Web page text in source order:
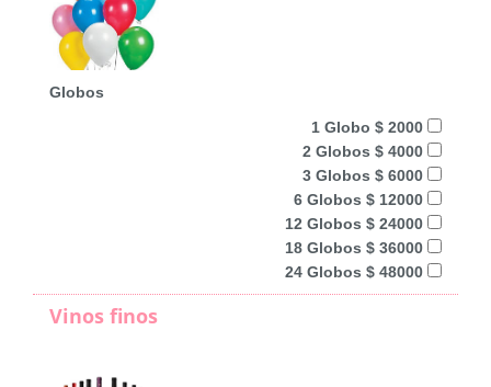
Globos
1 Globo $ 2000
2 Globos $ 4000
3 Globos $ 6000
6 Globos $ 12000
12 Globos $ 24000
18 Globos $ 36000
24 Globos $ 48000
Vinos finos